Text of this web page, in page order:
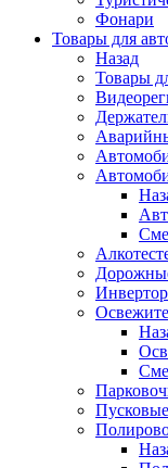
Фонари
Товары для
Назад
Товары